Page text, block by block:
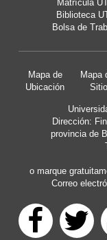
Matrícula
Biblioteca
Bolsa de
Mapa de
Ubicación
Mapa
Sitio
Dirección:
provincia de
o marque
Correo